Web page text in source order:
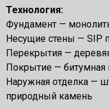
Технология:
Фундамент —
Несущие стены — SIP
Перекрытия —
Покрытие — битумная
Наружная отделка —
природный камень